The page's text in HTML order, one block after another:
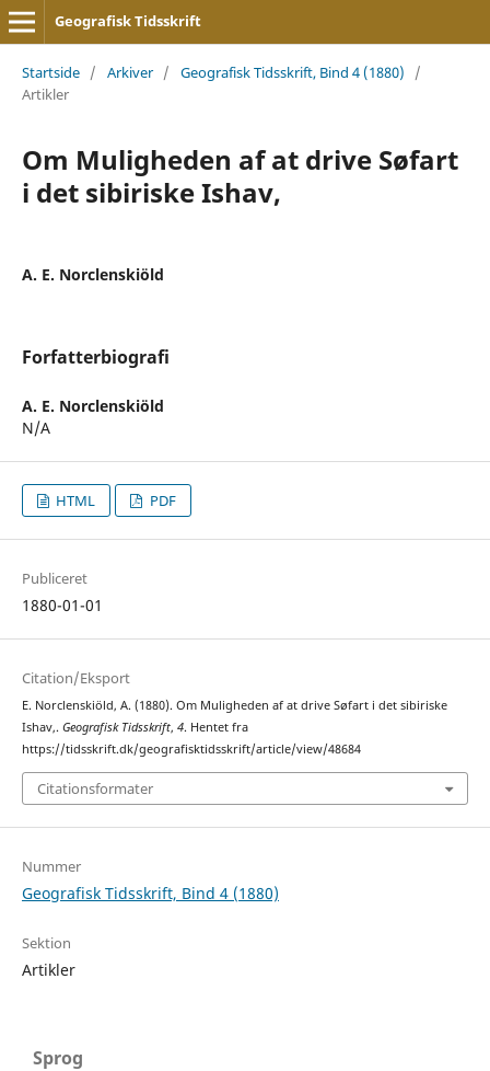
Geografisk Tidsskrift
Startside / Arkiver / Geografisk Tidsskrift, Bind 4 (1880)
/
Artikler
Om Muligheden af at drive Søfart
i det sibiriske Ishav,
A. E. Norclenskiöld
Forfatterbiografi
A. E. Norclenskiöld
N/A
HTML PDF
Publiceret
1880-01-01
Citation/Eksport
E. Norclenskiöld, A. (1880). Om Muligheden af at drive Søfart i det sibiriske
Ishav,. Geografisk Tidsskrift, 4. Hentet fra
https://tidsskrift.dk/geografisktidsskrift/article/view/48684
Citationsformater
Nummer
Geografisk Tidsskrift, Bind 4 (1880)
Sektion
Artikler
Sprog